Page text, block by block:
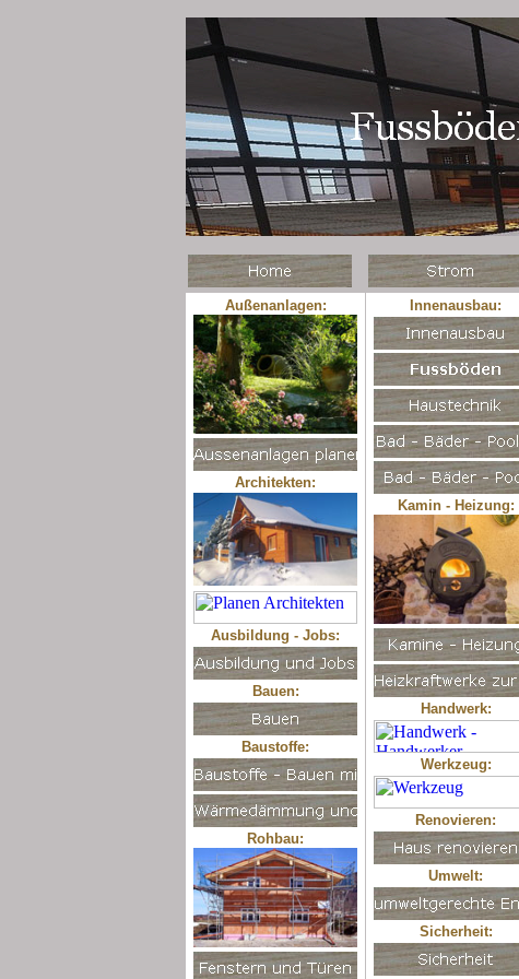
Außenanlagen:
Architekten:
Ausbildung - Jobs:
Bauen:
Baustoffe:
Rohbau:
Innenausbau:
Kamin - Heizung:
Handwerk:
Werkzeug:
Renovieren:
Umwelt:
Sicherheit: